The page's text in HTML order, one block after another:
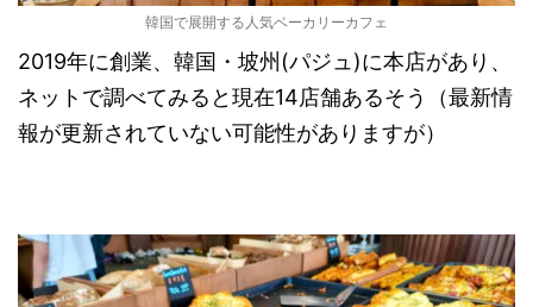
韓国で展開する人気ベーカリーカフェ
2019年に創業、韓国・坡州(パジュ)に本店があり、
ネットで調べてみると現在14店舗あるそう（最新情
報が更新されていない可能性がありますが）